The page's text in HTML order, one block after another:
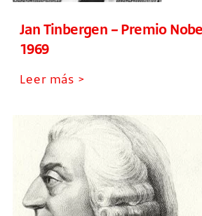
Jan Tinbergen – Premio
1969
Leer más >